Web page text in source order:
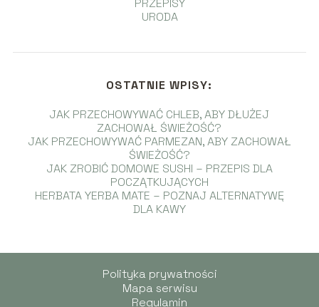
URODA
OSTATNIE WPISY:
JAK PRZECHOWYWAĆ CHLEB, ABY DŁUŻEJ
ZACHOWAŁ ŚWIEŻOŚĆ?
JAK PRZECHOWYWAĆ PARMEZAN, ABY ZACHOWAŁ
ŚWIEŻOŚĆ?
JAK ZROBIĆ DOMOWE SUSHI – PRZEPIS DLA
POCZĄTKUJĄCYCH
HERBATA YERBA MATE – POZNAJ ALTERNATYWĘ
DLA KAWY
Polityka prywatności
Mapa serwisu
Regulamin